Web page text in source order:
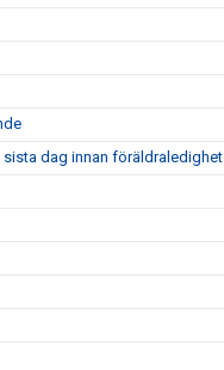
dag innan föräldraledighet